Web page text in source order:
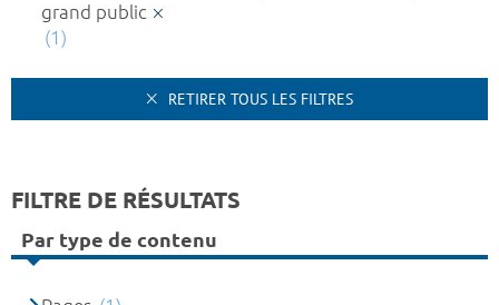
grand public
(1)
RETIRER TOUS LES FILTRES
FILTRE DE RÉSULTATS
Par type de contenu